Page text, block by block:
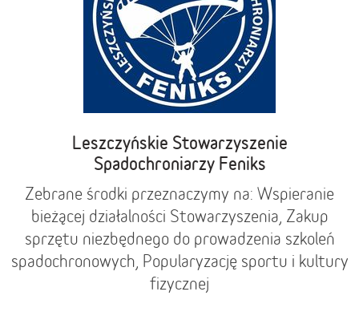
Leszczyńskie Stowarzyszenie
Spadochroniarzy Feniks
Zebrane środki przeznaczymy na: Wspieranie
bieżącej działalności Stowarzyszenia, Zakup
sprzętu niezbędnego do prowadzenia szkoleń
spadochronowych, Popularyzację sportu i kultury
fizycznej